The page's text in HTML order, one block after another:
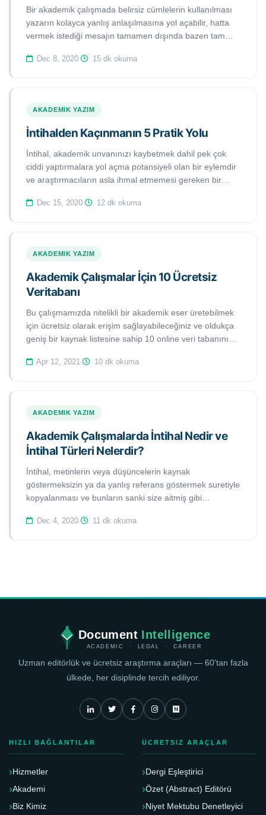
Bir akademik çalışmada belirsiz cümlelerin kullanılması
yazarın kolayca yanlış anlaşılmasına yol açabilir, hatta
vermek istediği mesajın tamamen dışında bazen tam
noktalama işaretleriyle ilgili en yaygın yapılan hatalardan
Dec 8, 2020· 15 dk okuma
AKADEMIK YAZIM
İntihalden Kaçınmanın 5 Pratik Yolu
İntihal, akademik unvanınızı kaybetmek dahil pek çok
ciddi yaptırmalara yol açma potansiyeli olan bir eylemdir
ve araştırmacıların asla ihmal etmemesi gereken bir
kaçınmanın 5 pratik yolunu tartışacağız.
Dec 15, 2020· 12 dk okuma
AKADEMIK YAZIM
Akademik Çalışmalar İçin 10 Ücretsiz
Veritabanı
Bu çalışmamızda nitelikli bir akademik eser üretebilmek
için ücretsiz olarak erişim sağlayabileceğiniz ve oldukça
geniş bir kaynak listesine sahip 10 online veri tabanını
Libary of Science (PLOS), ScienceOpen, Social Science
Apr 12, 2021· 10 dk okuma
AKADEMIK YAZIM
Akademik Çalışmalarda İntihal Nedir ve
İntihal Türleri Nelerdir?
İntihal, metinlerin veya düşüncelerin kaynak
göstermeksizin ya da yanlış referans göstermek suretiyle
kopyalanması ve bunların sanki size aitmiş gibi
tanımı ve kabul gören en yaygın türleri tartışılmaktadır.
Dec 4, 2020· 11 dk okuma
Document Intelligence
ACADEMIC · LEGAL · CAREER
Uzman editörlük ve ücretsiz araştırma araçları — 60'tan fazla
ülkede, her disiplinde tercih ediliyor.
HIZLI BAĞLANTILAR
Hizmetler
Akademi
Biz Kimiz
ÜCRETSIZ ARAÇLAR
Dergi Eşleştirici
Özet (Abstract) Editörü
Niyet Mektubu Denetleyici